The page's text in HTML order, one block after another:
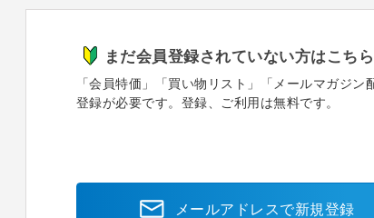
まだ会員登録されていない方はこちら
「会員特価」「買い物リスト」「メールマガジ
登録が必要です。登録、ご利用は無料です。
メールアドレスで新規登録